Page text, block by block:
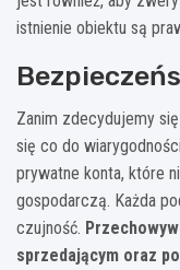
istnienie obiektu są
Zanim zdecydujemy
się co do
prywatne konta, które
gospodarczą. Każda
czujność.
sprzedającym oraz